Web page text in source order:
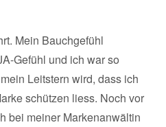
Mein Bauchgefühl
Gefühl und ich war so
Leitstern wird, dass ich
schützen liess. Noch vor
bei meiner Markenanwältin